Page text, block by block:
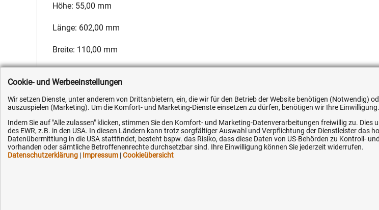
Höhe: 55,00 mm
Länge: 602,00 mm
Breite: 110,00 mm
Hersteller: Fleetguard,Hersteller-Nr.: F198810140010,EAN: 4051354607564
Kundenhotline (Festnetz):
+49 (0) 5351 - 523 520
Hilfe & Service Ihre Hytec-Hydraulik
Cookie- und Werbeeinstellungen
Wir setzen Dienste, unter anderem von Drittanbietern, ein, die wir für den Betrieb der Website benötigen (Notwendig)
auszuspielen (Marketing). Um die Komfort- und Marketing-Dienste einsetzen zu dürfen, benötigen wir Ihre Einwilligung.
Indem Sie auf "Alle zulassen" klicken, stimmen Sie den Komfort- und Marketing-Datenverarbeitungen freiwillig zu.
des EWR, z.B. in den USA. In diesen Ländern kann trotz sorgfältiger Auswahl und Verpflichtung der Dienstleister
Datenübermittlung in die USA stattfindet, besteht bspw. das Risiko, dass diese Daten von US-Behörden zu Kontroll-
vorhanden oder sämtliche Betroffenenrechte durchsetzbar sind. Ihre Einwilligung können Sie jederzeit widerrufen.
Datenschutzerklärung | Impressum |Cookieübersicht